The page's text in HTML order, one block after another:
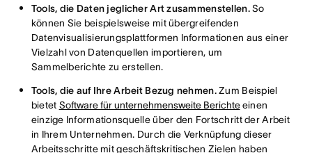
Tools, die Daten jeglicher Art zusammenstellen.So
können Sie beispielsweise mit übergreifenden
Datenvisualisierungsplattformen Informationen aus einer
Vielzahl von Datenquellen importieren, um
Sammelberichte zu erstellen.
Tools, die auf Ihre Arbeit Bezug nehmen.Zum Beispiel
bietet Software für unternehmensweite Berichteeinen
einzige Informationsquelle über den Fortschritt der Arbeit
in Ihrem Unternehmen. Durch die Verknüpfung dieser
Arbeitsschritte mit geschäftskritischen Zielen haben